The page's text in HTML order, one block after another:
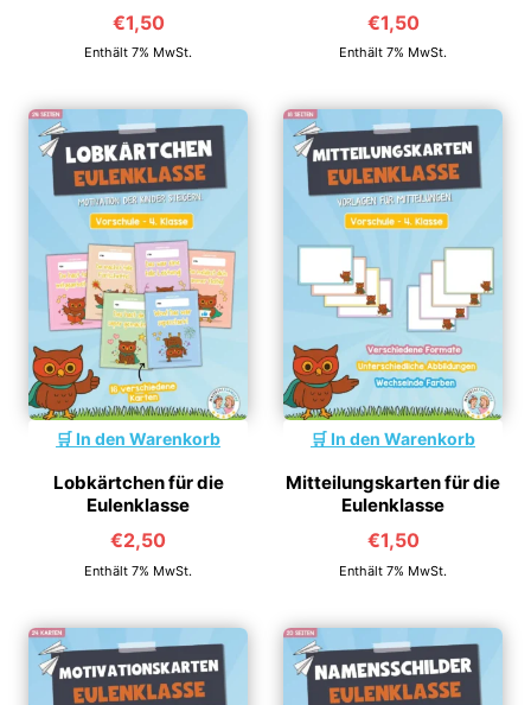
€1,50
Enthält 7% MwSt.
€1,50
Enthält 7% MwSt.
In den Warenkorb
Lobkärtchen für die
Eulenklasse
€2,50
Enthält 7% MwSt.
In den Warenkorb
Mitteilungskarten für die
Eulenklasse
€1,50
Enthält 7% MwSt.